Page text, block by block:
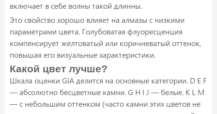
включает в себе волны такой длинны.
Это свойство хорошо влияет на алмазы с низкими
параметрами цвета. Голубоватая флуоресценция
компенсирует желтоватый или коричневатый оттенок,
повышая его визуальные характеристики.
Какой цвет лучше?
Шкала оценки GIA делится на основные категории. D E F
— абсолютно бесцветные камни. G H I J — белые. K L M
— с небольшим оттенком (часто камни этих цветов не